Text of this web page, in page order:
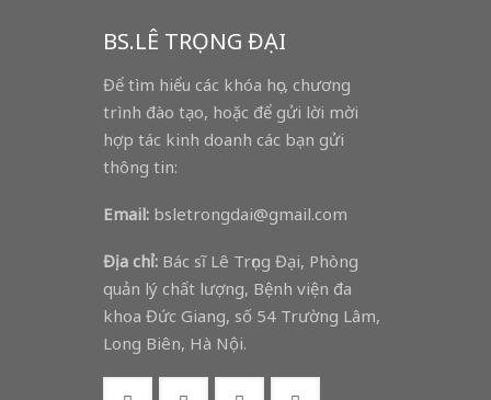
BS.LÊ TRỌNG ĐẠI
Để tìm hiểu các khóa học, chương
trình đào tạo, hoặc để gửi lời mời
hợp tác kinh doanh các bạn gửi
thông tin:
Email: bsletrongdai@gmail.com
Địa chỉ: Bác sĩ Lê Trọng Đại, Phòng
quản lý chất lượng, Bệnh viện đa
khoa Đức Giang, số 54 Trường Lâm,
Long Biên, Hà Nội.